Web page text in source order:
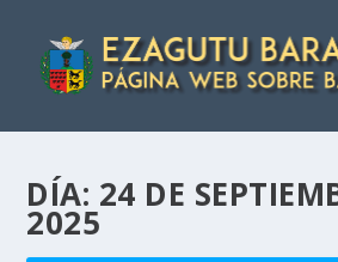
DÍA: 24 DE
2025